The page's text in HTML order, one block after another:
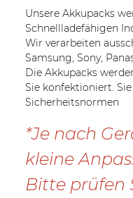
Unsere Akkupacks
Schnellladefähigen
Wir verarbeiten
Samsung, Sony,
Die Akkupacks
Sie konfektioniert.
Sicherheitsnormen
*Je nach
kleine
Bitte prüfen